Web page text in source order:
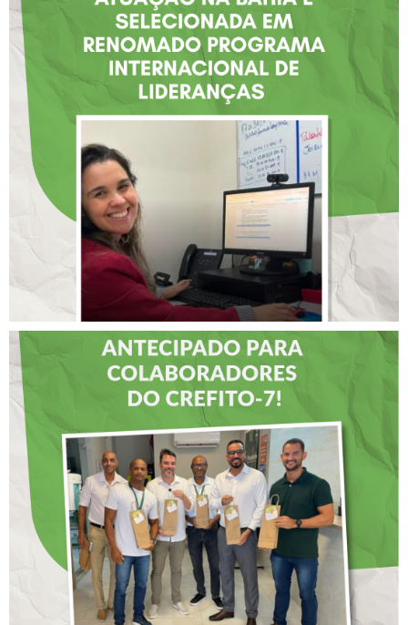
FISIOTERAPEUTA COM
ATUAÇÃO NA BAHIA É
SELECIONADA EM
RENOMADO PROGRAMA
INTERNACIONAL DE
LIDERANÇAS
DIA DOS PAIS É
ANTECIPADO PARA
COLABORADORES DO
CREFITO-7